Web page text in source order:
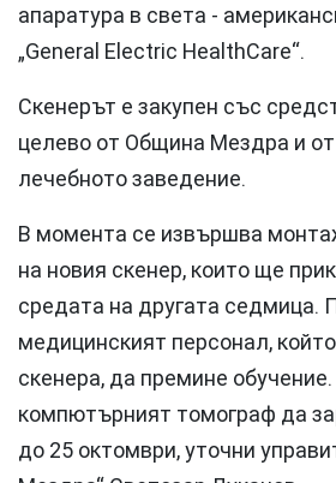
апаратура в света -
„General Electric HealthCare“.
Скенерът е закупен със
целево от Община Мездра и
лечебното заведение.
В момента се извършва
на новия скенер, които ще
средата на другата седмица.
медицинският персонал,
скенера, да премине
компютърният томограф да
до 25 октомври, уточни